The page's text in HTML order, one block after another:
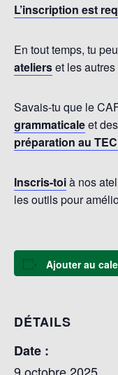
L’inscription est
En tout temps, tu
atelierset les autres
Savais-tu que le
grammaticaleet des
préparation au
Inscris-toià nos
les outils pour
Ajouter au
DÉTAILS
Date :
9 octobre 2025